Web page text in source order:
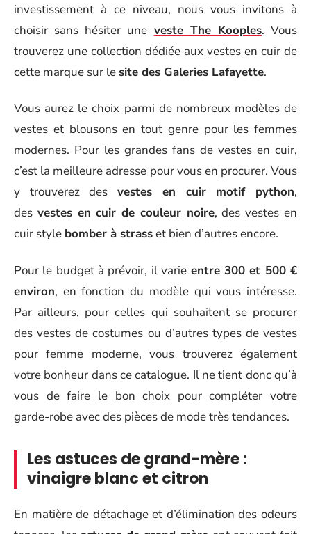
investissement à ce niveau, nous vous invitons à
choisir sans hésiter une veste The Kooples. Vous
trouverez une collection dédiée aux vestes en cuir de
cette marque sur le site des Galeries Lafayette.
Vous aurez le choix parmi de nombreux modèles de
vestes et blousons en tout genre pour les femmes
modernes. Pour les grandes fans de vestes en cuir,
c’est la meilleure adresse pour vous en procurer. Vous
y trouverez desvestes en cuir motif python,
des vestes en cuir de couleur noire, des vestes en
cuir style bomber à strasset bien d’autres encore.
Pour le budget à prévoir, il varie entre 300 et 500 €
environ, en fonction du modèle qui vous intéresse.
Par ailleurs, pour celles qui souhaitent se procurer
des vestes de costumes ou d’autres types de vestes
pour femme moderne, vous trouverez également
votre bonheur dans ce catalogue. Il ne tient donc qu’à
vous de faire le bon choix pour compléter votre
garde-robe avec des pièces de mode très tendances.
Les astuces de grand-mère :
vinaigre blanc et citron
En matière de détachage et d’élimination des odeurs